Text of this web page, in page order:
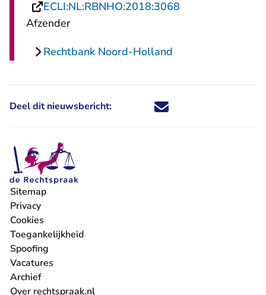
ECLI:NL:RBNHO:2018:3068
Afzender
Rechtbank Noord-Holland
Deel dit nieuwsbericht: Deel dit nieuwsbericht via X -
Deel dit nieuwsbericht via
Deel dit nieuwsbericht
Deel dit
Sitemap
Privacy
Cookies
Toegankelijkheid
Spoofing
Vacatures
- U verlaat Rechtspraak.nl
Archief
Over rechtspraak.nl